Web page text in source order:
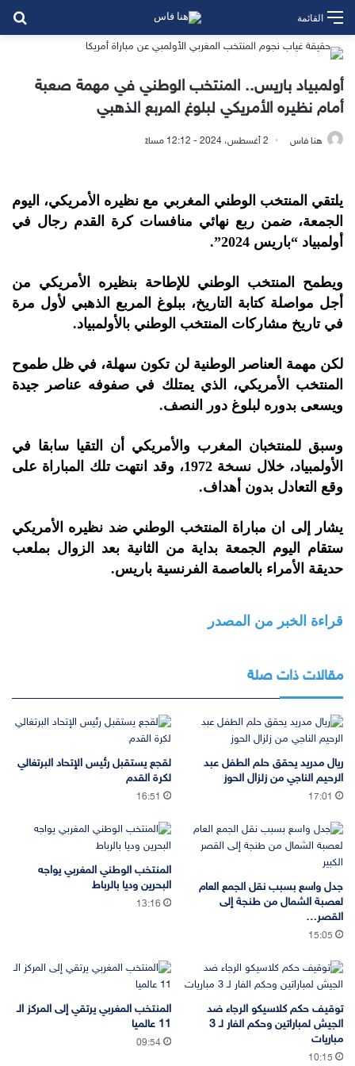
القائمة
أولمبياد باريس.. المنتخب الوطني في مهمة صعبة
أمام نظيره الأمريكي لبلوغ المربع الذهبي
هنا فاس 2 أغسطس، 2024 - 12:12 مساءً
يلتقي المنتخب الوطني المغربي مع نظيره الأمريكي، اليوم
الجمعة، ضمن ربع نهائي منافسات كرة القدم رجال في
أولمبياد “باريس 2024”.
ويطمح المنتخب الوطني للإطاحة بنظيره الأمريكي من
أجل مواصلة كتابة التاريخ، ببلوغ المربع الذهبي لأول مرة
في تاريخ مشاركات المنتخب الوطني بالأولمبياد.
لكن مهمة العناصر الوطنية لن تكون سهلة، في ظل طموح
المنتخب الأمريكي، الذي يمتلك في صفوفه عناصر جيدة
ويسعى بدوره لبلوغ دور النصف.
وسبق للمنتخبان المغرب والأمريكي أن التقيا سابقا في
الأولمبياد، خلال نسخة 1972، وقد انتهت تلك المباراة على
وقع التعادل بدون أهداف.
يشار إلى ان مباراة المنتخب الوطني ضد نظيره الأمريكي
ستقام اليوم الجمعة بداية من الثانية بعد الزوال بملعب
حديقة الأمراء بالعاصمة الفرنسية باريس.
قراءة الخبر من المصدر
مقالات ذات صلة
ريال مدريد يحقق حلم الطفل عبد
الرحيم الناجي من زلزال الحوز
17:01
لقجع يستقبل رئيس الإتحاد البرتغالي
لكرة القدم
16:51
جدل واسع بسبب نقل الجمع العام
لعصبة الشمال من طنجة إلى
القصر…
15:05
المنتخب الوطني المغربي يواجه
البحرين وديا بالرباط
13:16
توقيف حكم كلاسيكو الرجاء ضد
الجيش لمباراتين وحكم الفار لـ 3
مباريات
10:15
المنتخب المغربي يرتقي إلى المركز الـ
11 عالميا
09:54